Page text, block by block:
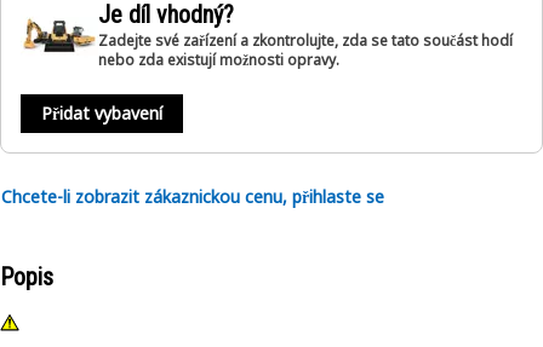
Je díl vhodný?
Zadejte své zařízení a zkontrolujte, zda se tato součást hodí
nebo zda existují možnosti opravy.
Přidat vybavení
Chcete-li zobrazit zákaznickou cenu, přihlaste se
Popis